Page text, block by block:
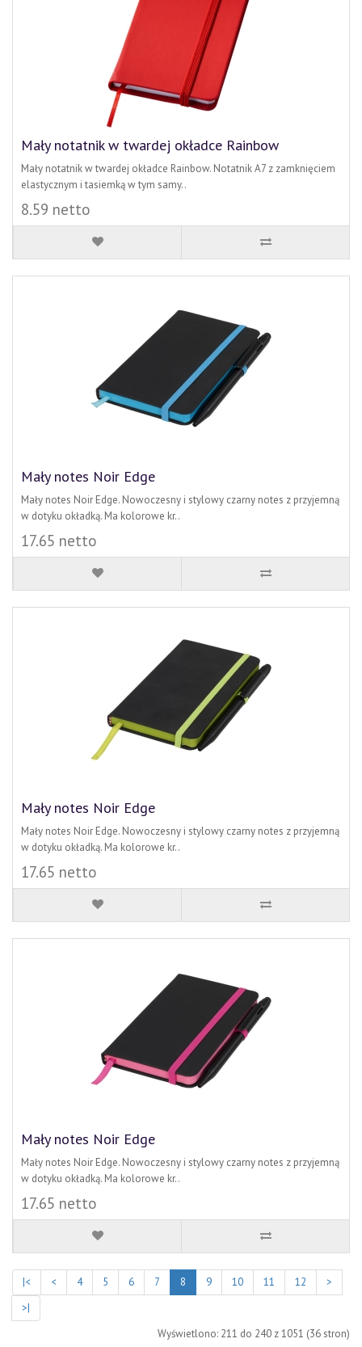
Mały notatnik w twardej okładce Rainbow
Mały notatnik w twardej okładce Rainbow. Notatnik A7 z zamknięciem
elastycznym i tasiemką w tym samy..
8.59 netto
Mały notes Noir Edge
Mały notes Noir Edge. Nowoczesny i stylowy czarny notes z przyjemną
w dotyku okładką. Ma kolorowe kr..
17.65 netto
Mały notes Noir Edge
Mały notes Noir Edge. Nowoczesny i stylowy czarny notes z przyjemną
w dotyku okładką. Ma kolorowe kr..
17.65 netto
Mały notes Noir Edge
Mały notes Noir Edge. Nowoczesny i stylowy czarny notes z przyjemną
w dotyku okładką. Ma kolorowe kr..
17.65 netto
|< < 4 5 6 7 8 9 10 11 12
>
>|
Wyświetlono: 211 do 240 z 1051 (36 stron)